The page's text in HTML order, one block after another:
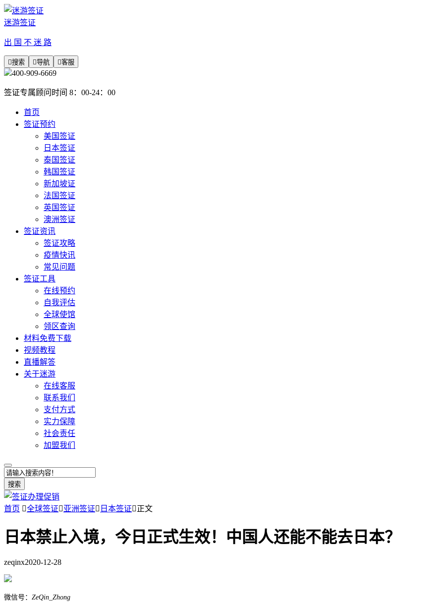
迷游签证
出 国 不 迷 路
搜索 导航 客服
400-909-6669
签证专属顾问时间 8：00-24：00
首页
签证预约
美国签证
日本签证
泰国签证
韩国签证
新加坡证
法国签证
英国签证
澳洲签证
签证资讯
签证攻略
疫情快讯
常见问题
签证工具
在线预约
自我评估
全球使馆
领区查询
材料免费下载
视频教程
直播解答
关于迷游
在线客服
联系我们
支付方式
实力保障
社会责任
加盟我们
搜索
首页 全球签证亚洲签证 日本签证正文
日本禁止入境，今日正式生效！中国人还能不能去日本？
zeqinx2020-12-28
微信号： ZeQin_Zhong